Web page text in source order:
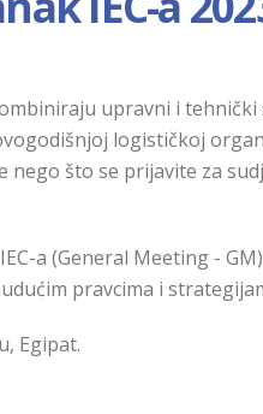
upravni i tehnički
logističkoj
što se prijavite za
a (General Meeting -
pravcima i
Egipat.